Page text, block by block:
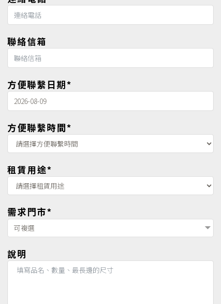
聯絡信箱
方便聯繫日期*
方便聯繫時間*
租賃用途*
需求門市*
可複選
說明